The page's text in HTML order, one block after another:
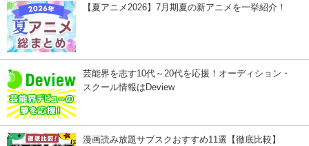
【夏アニメ2026】7月期夏の新アニメを一挙紹介！
芸能界を志す10代～20代を応援！オーディション・
スクール情報はDeview
漫画読み放題サブスクおすすめ11選【徹底比較】